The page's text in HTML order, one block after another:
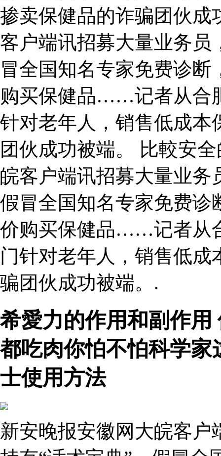
掺卖保健品的诈骗团伙成
客户端讯招募大量业务员
冒全国知名专家免费诊
购买保健品……记者从合
针对老年人，销售低成本
团伙成功被端。 比較安
皖客户端讯招募大量业务
假冒全国知名专家免费诊
价购买保健品……记者从
门针对老年人，销售低
骗团伙成功被端。.
希愛力的作用和副作
都吃肉你怕不怕科学
士使用方法
新安晚报安徽网大皖客